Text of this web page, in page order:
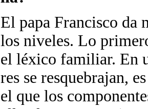
El papa Fran­cis­co da
los ni­ve­les. Lo
el lé­xi­co fa­mi­liar. En
res se res­que­bra­jan,
el que los